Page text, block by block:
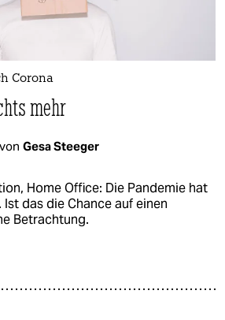
Corona
mehr
Gesa Steeger
Home Office: Die Pandemie hat
das die Chance auf einen
Betrachtung.